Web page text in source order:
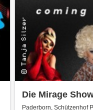
Die Mirage
Paderborn, Schützenhof